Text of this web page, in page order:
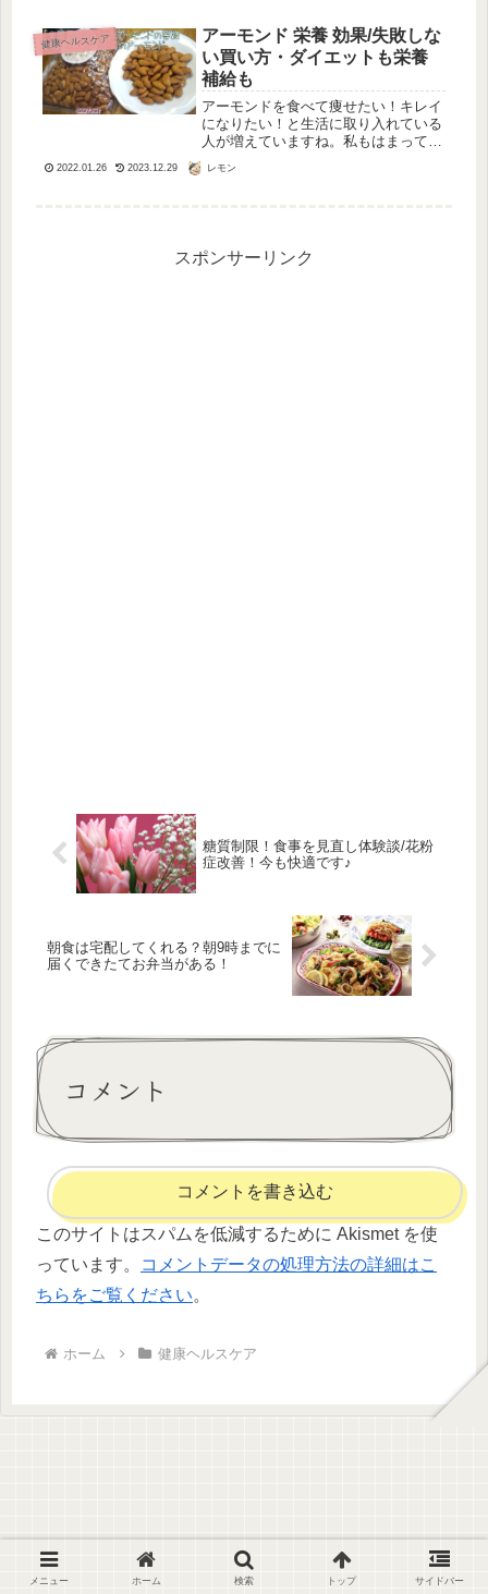
かる負担が大きくなりやすいもので
す。特...
健康ヘルスケア
アーモンド 栄養 効果/失敗しな
い買い方・ダイエットも栄養
補給も
アーモンドを食べて痩せたい！キレイ
になりたい！と生活に取り入れている
人が増えていますね。私もはまってい
じにも効き、肌のかさつきもへったよ
2022.01.26 2023.12.29 レモン
スポンサーリンク
糖質制限！食事を見直し体験談/花粉
症改善！今も快適です♪
朝食は宅配してくれる？朝9時までに
届くできたてお弁当がある！
コメント
コメントを書き込む
このサイトはスパムを低減するために Akismet を使
っています。
コメントデータの処理方法の詳細はこ
ちらをご覧ください。
ホーム 健康ヘルスケア
メニュー ホーム 検索 トップ サイドバー